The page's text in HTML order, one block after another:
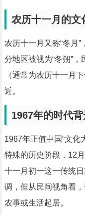
农历十一月的文
农历十一月又称“冬月
分地区被视为“冬朔”
（通常为农历十一月
近。
1967年的时代
1967年正值中国“文化
特殊的历史阶段，12
十一月初一这一传统
调，但从民间视角看
农事或生活起居。